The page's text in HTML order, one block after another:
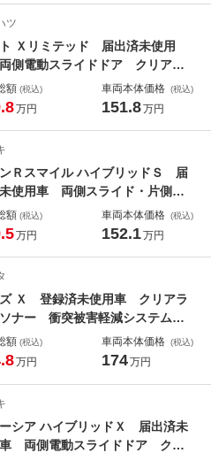
シート ＣＶＴ
ツ
Ｘリミテッド 届出済未使用
側電動スライドドア クリアラ
ナー レーンアシスト 衝突被
システム オートライト ＬＥ
ヒーター
額 (税込)
万円
車両本体価格 (税込)
151.8万円
Ｒスマイル ハイブリッドＳ 届
使用車 両側スライド・片側電
リアランスソナー オートクル
ントロール レーンアシスト
ップ 電動格納ミラー
額 (税込)
万円
車両本体価格 (税込)
152.1万円
Ｘ 登録済未使用車 クリアラ
ナー 衝突被害軽減システム
ライト ＬＥＤヘッドランプ
トキー アイドリングストッ
ＳＣ
額 (税込)
万円
車両本体価格 (税込)
174万円
シア ハイブリッドＸ 届出済未
両側電動スライドドア クリ